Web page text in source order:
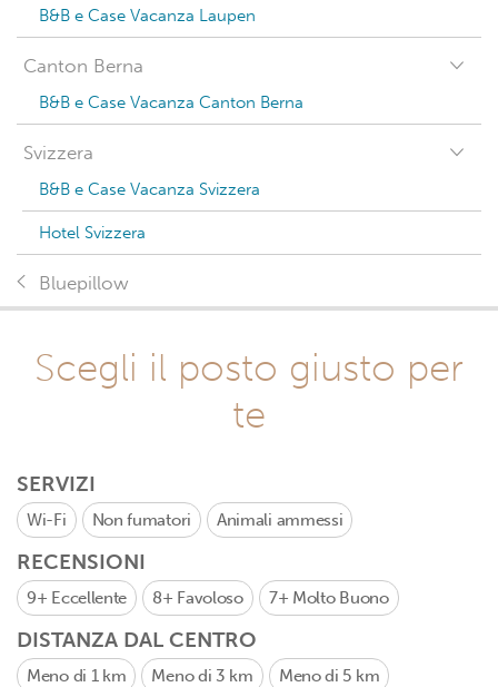
B&B e Case Vacanza Laupen
Canton Berna
B&B e Case Vacanza Canton Berna
Svizzera
B&B e Case Vacanza Svizzera
Hotel Svizzera
Bluepillow
Scegli il posto giusto per
te
SERVIZI
Wi-Fi Non fumatori Animali ammessi
RECENSIONI
9+ Eccellente 8+ Favoloso 7+ Molto Buono
DISTANZA DAL CENTRO
Meno di 1 km Meno di 3 km Meno di 5 km